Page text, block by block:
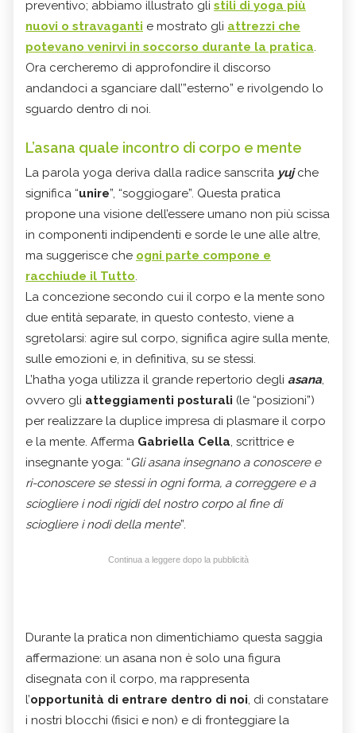
preventivo; abbiamo illustrato gli stili di yoga più
nuovi o stravaganti e mostrato gli attrezzi che
potevano venirvi in soccorso durante la pratica.
Ora cercheremo di approfondire il discorso
andandoci a sganciare dall’”esterno” e rivolgendo lo
sguardo dentro di noi.
L’asana quale incontro di corpo e mente
La parola yoga deriva dalla radice sanscrita yujche
significa “unire”, “soggiogare”. Questa pratica
propone una visione dell’essere umano non più scissa
in componenti indipendenti e sorde le une alle altre,
ma suggerisce che ogni parte compone e
racchiude il Tutto.
La concezione secondo cui il corpo e la mente sono
due entità separate, in questo contesto, viene a
sgretolarsi: agire sul corpo, significa agire sulla mente,
sulle emozioni e, in definitiva, su se stessi.
L’hatha yoga utilizza il grande repertorio degli asana,
ovvero gli atteggiamenti posturali (le “posizioni”)
per realizzare la duplice impresa di plasmare il corpo
e la mente. Afferma Gabriella Cella, scrittrice e
insegnante yoga: “Gli asana insegnano a conoscere e
ri-conoscere se stessi in ogni forma, a correggere e a
sciogliere i nodi rigidi del nostro corpo al fine di
sciogliere i nodi della mente”.
Continua a leggere dopo la pubblicità
Durante la pratica non dimentichiamo questa saggia
affermazione: un asana non è solo una figura
disegnata con il corpo, ma rappresenta
l’opportunità di entrare dentro di noi, di constatare
i nostri blocchi (fisici e non) e di fronteggiare la